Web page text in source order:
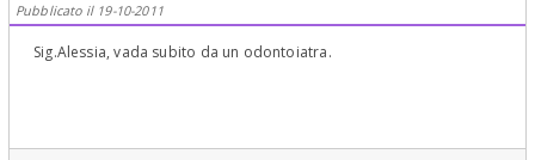
Pubblicato il 19-10-2011
Sig.Alessia, vada subito da un odontoiatra.